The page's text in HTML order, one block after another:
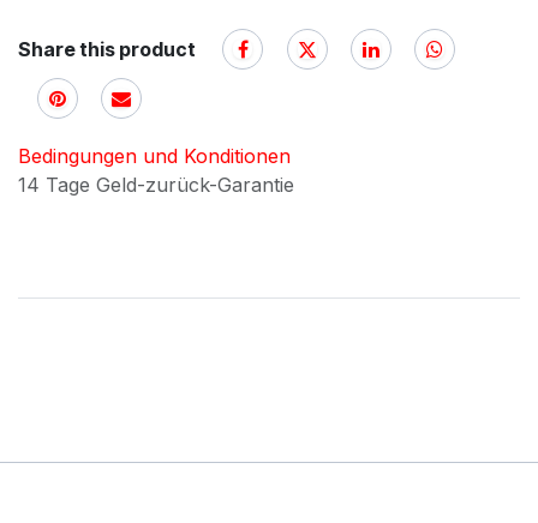
Share this product
Bedingungen und Konditionen
14 Tage Geld-zurück-Garantie